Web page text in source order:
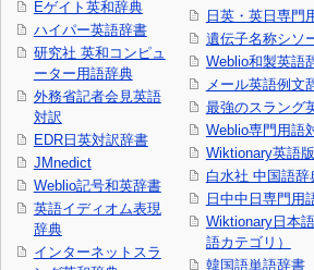
Eゲイト英和辞典
ハイパー英語辞書
研究社 英和コンピュ
ーター用語辞典
外務省記者会見英語
対訳
EDR日英対訳辞書
JMnedict
Weblio記号和英辞書
英語イディオム表現
辞典
インターネットスラ
日英・英日専門
遺伝子名称シソ
Weblio和製英語
メール英語例文
最強のスラング
Weblio専門用語
Wiktionary英語版
白水社 中国語辞
日中中日専門用
Wiktionary日本
語カテゴリ）
韓国語単語辞書